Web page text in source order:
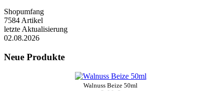
Shopumfang
7584 Artikel
letzte Aktualisierung
02.08.2026
Neue Produkte
Walnuss Beize 50ml